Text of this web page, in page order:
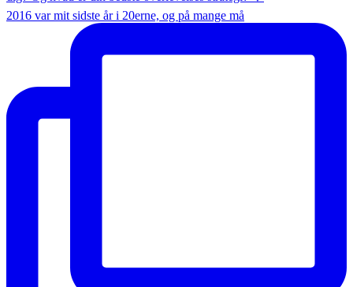
2016 var mit sidste år i 20erne, og på mange må